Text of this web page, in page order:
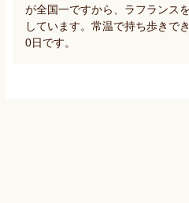
が全国一ですから、ラフランス
しています。常温で持ち歩きで
0日です。